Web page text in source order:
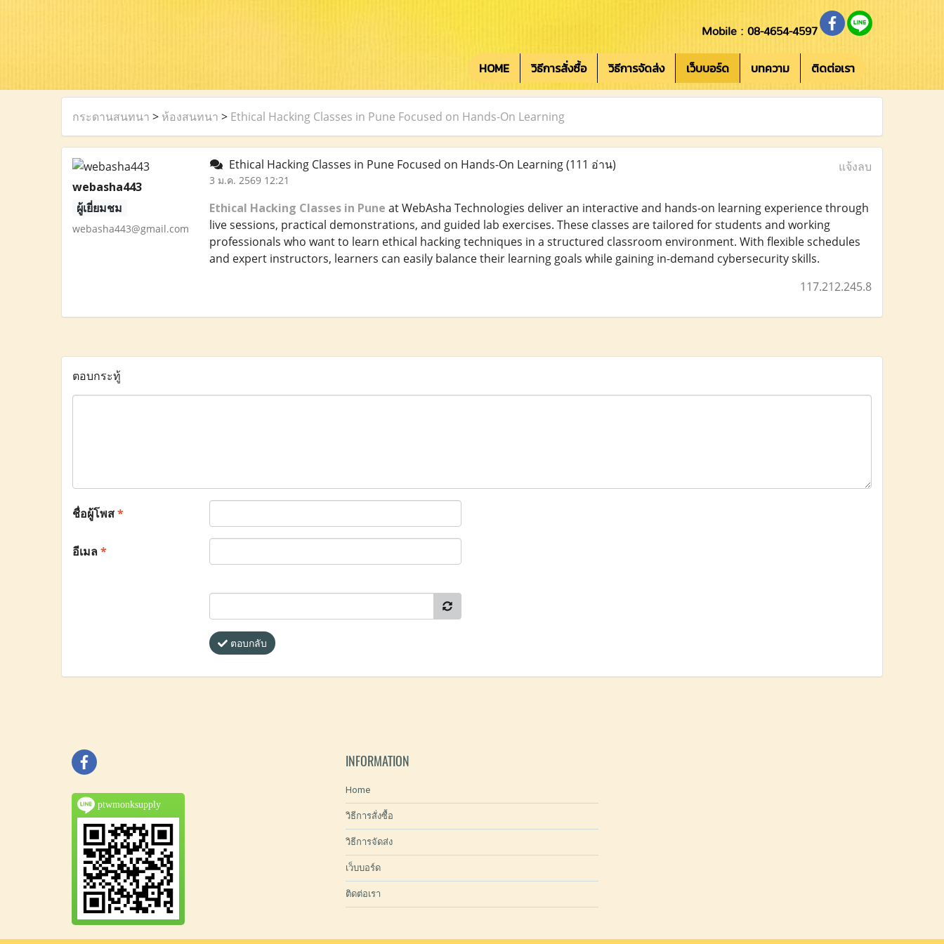
Mobile : 08-4654-4597
HOME วิธีการสั่งซื้อ วิธีการจัดส่ง เว็บบอร์ด บทความ ติดต่อเรา
กระดานสนทนา > ห้องสนทนา > Ethical Hacking Classes in Pune Focused on Hands-On Learning
webasha443
ผู้เยี่ยมชม
webasha443@gmail.com
Ethical Hacking Classes in Pune Focused on Hands-On Learning(111 อ่าน)
3 ม.ค. 2569 12:21
แจ้งลบ
Ethical Hacking Classes in Pune at WebAsha Technologies deliver an interactive and hands-on learning experience through
live sessions, practical demonstrations, and guided lab exercises. These classes are tailored for students and working
professionals who want to learn ethical hacking techniques in a structured classroom environment. With flexible schedules
and expert instructors, learners can easily balance their learning goals while gaining in-demand cybersecurity skills.
117.212.245.8
ตอบกระทู้
ชื่อผู้โพส*
อีเมล*
ตอบกลับ
ptwmonksupply
INFORMATION
Home
วิธีการสั่งซื้อ
วิธีการจัดส่ง
เว็บบอร์ด
ติดต่อเรา